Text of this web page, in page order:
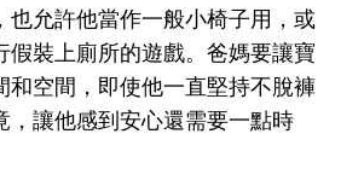
也允許他當作一般小椅子用，或
假裝上廁所的遊戲。爸媽要讓寶
和空間，即使他一直堅持不脫褲
，讓他感到安心還需要一點時